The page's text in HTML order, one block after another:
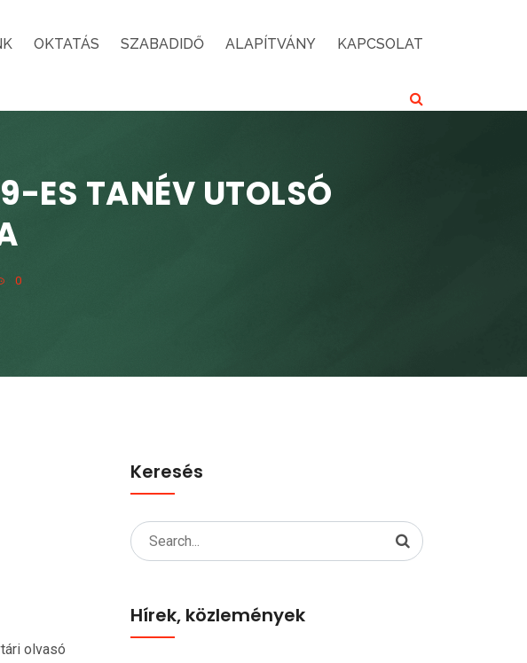
OKTATÁS SZABADIDŐ ALAPÍTVÁNY KAPCSOLAT
ES TANÉV UTOLSÓ
0
olvasó
Keresés
Search
for:
Hírek, közlemények